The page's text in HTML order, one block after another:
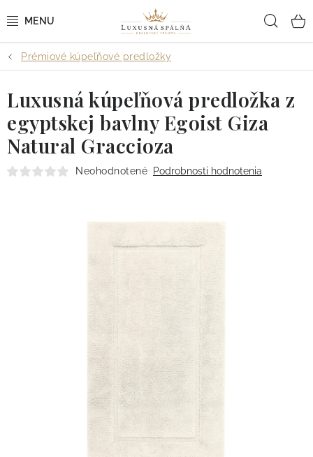
na
POSTEĽNÉ OBLIEČKY
POSTEĽNÉ PLACHTY
PREHOZY A PAPLÓNY
VANKÚŠE A OBLIEČKY
KÚPEĽŇA + WELLNESS
Doprava
Kontakt
Obchodné podmienky
Podmienky ochrany osobných údajov
Reklamačný poriadok
Vrátenie tovaru
Prémiové kúpeľňové predložky
Luxusná kúpeľňová predložka z
egyptskej bavlny Egoist Giza
Natural Graccioza
Neohodnotené Podrobnosti hodnotenia